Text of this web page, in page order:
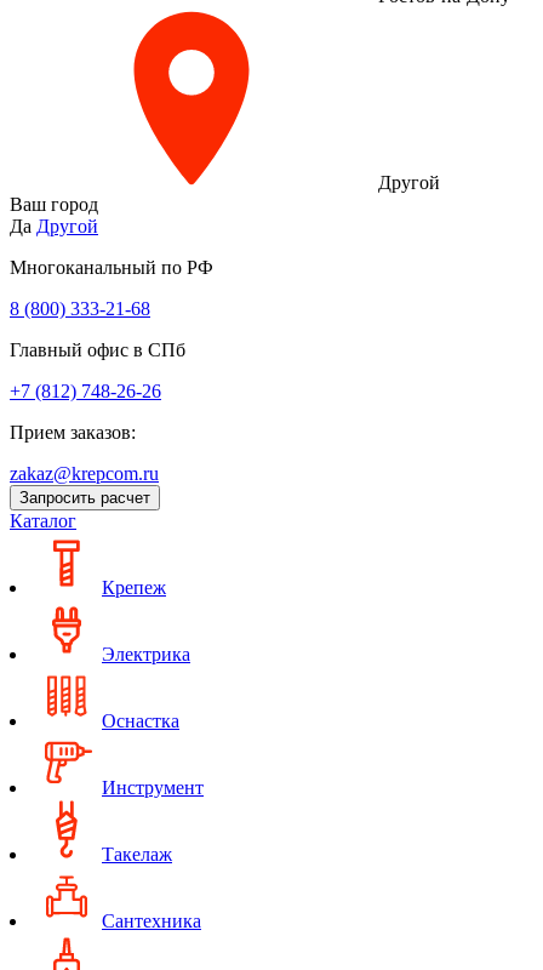
Другой
Ваш город
Да Другой
Многоканальный по РФ
8 (800) 333‑21-68
Главный офис в СПб
+7 (812) 748-26-26
Прием заказов:
zakaz@krepcom.ru
Запросить расчет
Каталог
Крепеж
Электрика
Оснастка
Инструмент
Такелаж
Сантехника